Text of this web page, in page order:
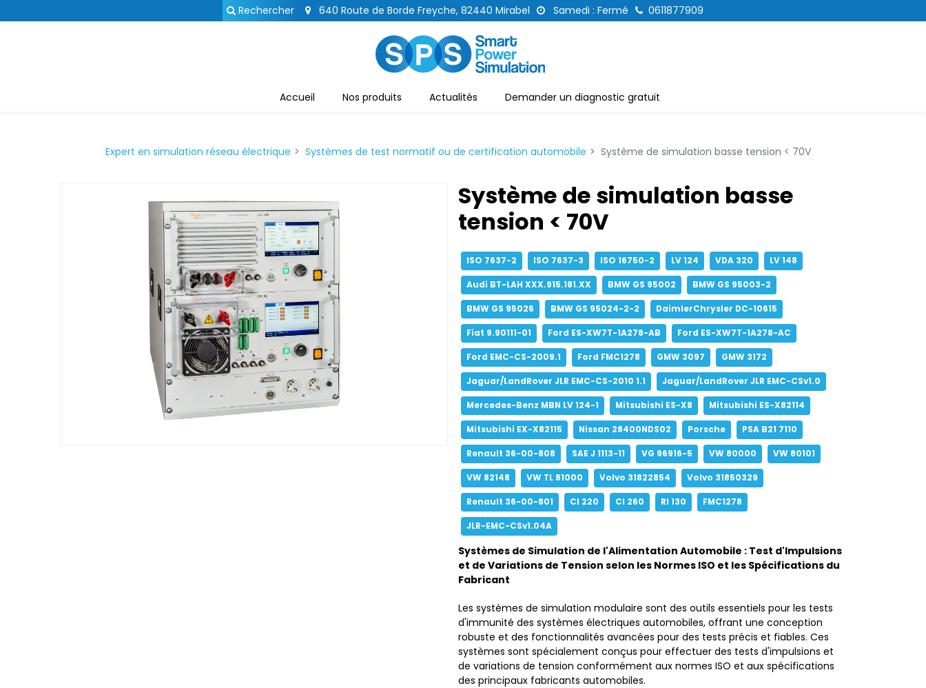
Rechercher 640 Route de Borde Freyche, 82440 Mirabel Samedi : Fermé 0611877909
Accueil Nos produits Actualités Demander un diagnostic gratuit
Expert en simulation réseau électrique Systèmes de test normatif ou de certification automobile Système de simulation basse tension < 70V
Système de simulation basse
tension < 70V
ISO 7637-2 ISO 7637-3 ISO 16750-2 LV 124 VDA 320 LV 148
Audi BT-LAH XXX.915.181.XX BMW GS 95002 BMW GS 95003-2
BMW GS 95026 BMW GS 95024-2-2 DaimlerChrysler DC-10615
Fiat 9.90111-01 Ford ES-XW7T-1A278-AB Ford ES-XW7T-1A278-AC
Ford EMC-CS-2009.1 Ford FMC1278 GMW 3097 GMW 3172
Jaguar/LandRover JLR EMC-CS-2010 1.1 Jaguar/LandRover JLR EMC-CSv1.0
Mercedes-Benz MBN LV 124-1 Mitsubishi ES-X8 Mitsubishi ES-X82114
Mitsubishi EX-X82115 Nissan 28400NDS02 Porsche PSA B21 7110
Renault 36-00-808 SAE J 1113-11 VG 96916-5 VW 80000 VW 80101
VW 82148 VW TL 81000 Volvo 31822854 Volvo 31850329
Renault 36-00-801 CI 220 CI 260 RI 130 FMC1278
JLR-EMC-CSv1.04A
Systèmes de Simulation de l'Alimentation Automobile : Test d'Impulsions
et de Variations de Tension selon les Normes ISO et les Spécifications du
Fabricant
Les systèmes de simulation modulaire sont des outils essentiels pour les tests
d'immunité des systèmes électriques automobiles, offrant une conception
robuste et des fonctionnalités avancées pour des tests précis et fiables. Ces
systèmes sont spécialement conçus pour effectuer des tests d'impulsions et
de variations de tension conformément aux normes ISO et aux spécifications
des principaux fabricants automobiles.